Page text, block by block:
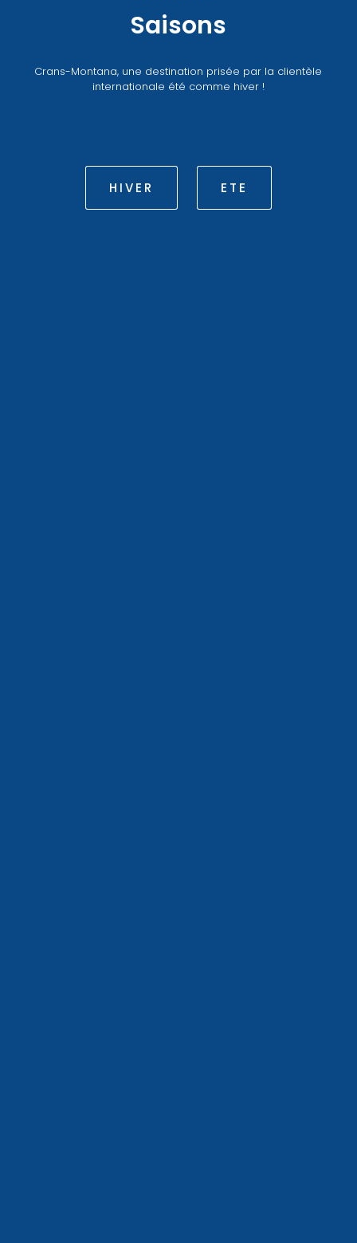
Saisons
Crans-Montana, une destination prisée par la clientèle
internationale été comme hiver !
HIVER ETE